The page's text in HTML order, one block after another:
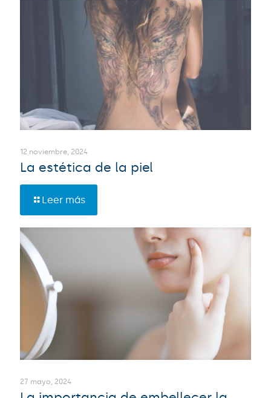
12 noviembre, 2024
La estética de la piel
Leer más
27 mayo, 2024